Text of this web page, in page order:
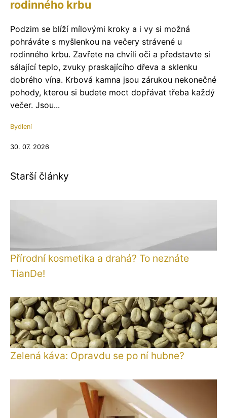
rodinného krbu
Podzim se blíží mílovými kroky a i vy si možná
pohráváte s myšlenkou na večery strávené u
rodinného krbu. Zavřete na chvíli oči a představte si
sálající teplo, zvuky praskajícího dřeva a sklenku
dobrého vína. Krbová kamna jsou zárukou nekonečné
pohody, kterou si budete moct dopřávat třeba každý
večer. Jsou...
Bydlení
30. 07. 2026
Starší články
Přírodní kosmetika a drahá? To neznáte
TianDe!
Zelená káva: Opravdu se po ní hubne?